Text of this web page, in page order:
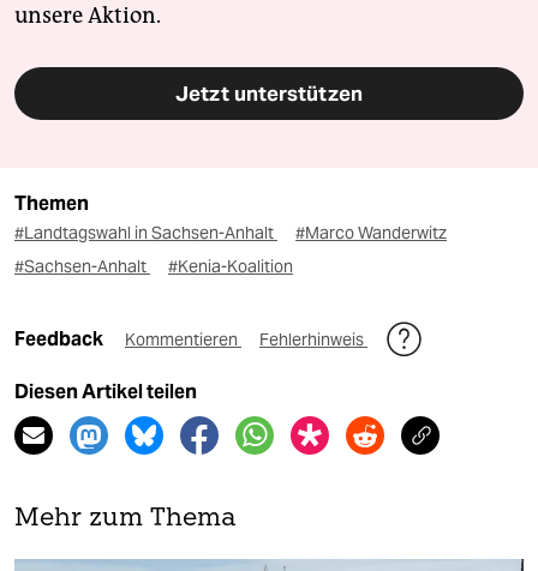
unsere Aktion.
Jetzt unterstützen
Themen
#Landtagswahl in Sachsen-Anhalt
#Marco Wanderwitz
#Sachsen-Anhalt
#Kenia-Koalition
Feedback Kommentieren Fehlerhinweis
Diesen Artikel teilen
Mehr zum Thema